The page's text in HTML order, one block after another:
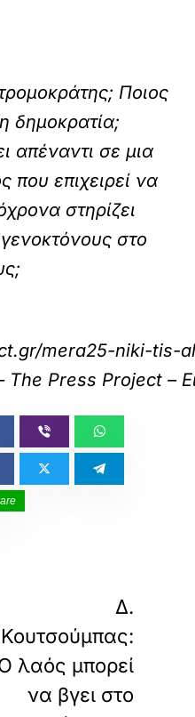
Ποιος
δημοκρατία;
απέναντι σε μια
που επιχειρεί να
στηρίζει
στο
mera25-niki-tis-
The Press Project –
Δ.
Κουτσούμπας:
λαός μπορεί
να βγει στο